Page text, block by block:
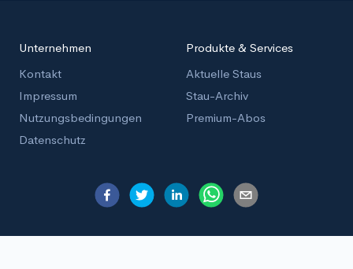
Unternehmen
Kontakt
Impressum
Nutzungsbedingungen
Datenschutz
Produkte & Services
Aktuelle Staus
Stau-Archiv
Premium-Abos